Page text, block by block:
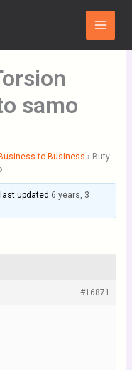
Main
Menu
samo
Business to Business › Buty
updated 6 years, 3
#16871